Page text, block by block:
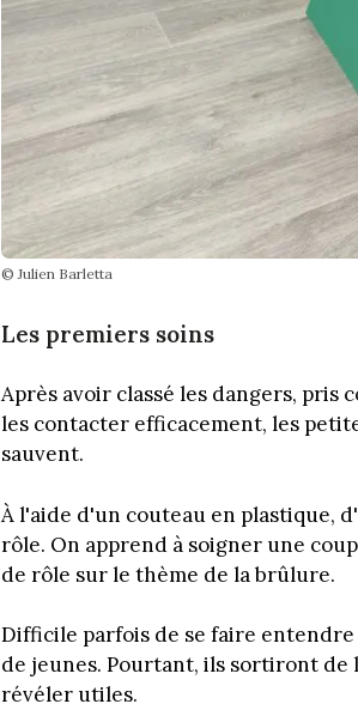
© Julien Barletta
Les premiers soins
Après avoir classé les dangers, pris
les contacter efficacement, les
sauvent.
À l'aide d'un couteau en plastique,
rôle. On apprend à soigner une
de rôle sur le thème de la brûlure.
Difficile parfois de se faire
de jeunes. Pourtant, ils sortiront de
révéler utiles.